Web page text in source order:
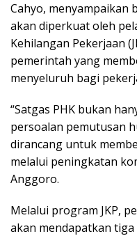
Cahyo, menyampaikan
akan diperkuat oleh
Kehilangan Pekerjaan
pemerintah yang
menyeluruh bagi
“Satgas PHK bukan
persoalan pemutusan
dirancang untuk
melalui peningkatan
Anggoro.
Melalui program JKP,
akan mendapatkan